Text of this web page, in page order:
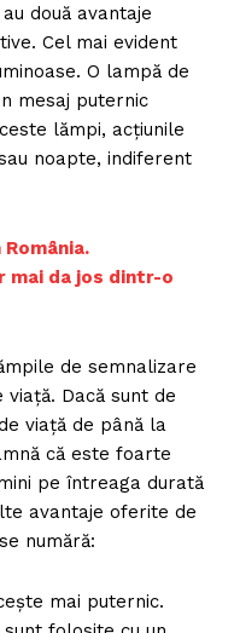
două avantaje
Cel mai evident
O lampă de
mesaj puternic
lămpi, acțiunile
noapte, indiferent
mai da jos dintr-o
de semnalizare
viață. Dacă sunt de
viață de până la
că este foarte
pe întreaga durată
avantaje oferite de
numără:
mai puternic.